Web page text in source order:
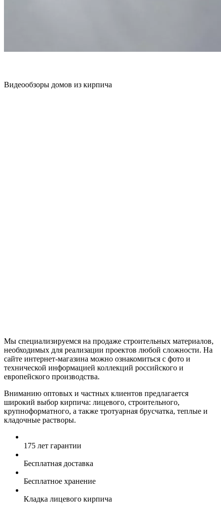
Видеообзоры домов из кирпича
Мы специализируемся на продаже строительных материалов,
необходимых для реализации проектов любой сложности. На
сайте интернет-магазина можно ознакомиться с фото и
технической информацией коллекций российского и
европейского производства.
Вниманию оптовых и частных клиентов предлагается
широкий выбор кирпича: лицевого, строительного,
крупноформатного, а также тротуарная брусчатка, теплые и
кладочные растворы.
175 лет гарантии
Бесплатная доставка
Бесплатное хранение
Кладка лицевого кирпича